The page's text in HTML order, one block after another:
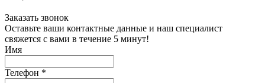
Заказать звонок
Оставьте ваши контактные данные и наш специалист
свяжется с вами в течение 5 минут!
Имя
Телефон *